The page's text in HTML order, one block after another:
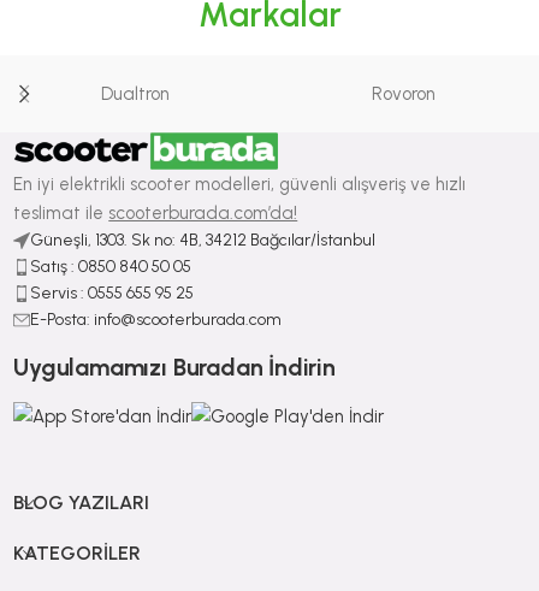
Markalar
Dualtron Rovoron
En iyi elektrikli scooter modelleri, güvenli alışveriş ve hızlı
teslimat ile scooterburada.com’da!
Güneşli, 1303. Sk no: 4B, 34212 Bağcılar/İstanbul
Satış : ⁠0850 840 50 05
Servis : 0555 655 95 25
E-Posta: info@scooterburada.com
Uygulamamızı Buradan İndirin
BLOG YAZILARI
KATEGORILER